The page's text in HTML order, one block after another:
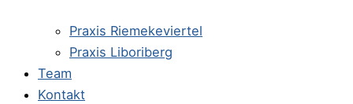
Praxis Riemekeviertel
Praxis Liboriberg
Team
Kontakt